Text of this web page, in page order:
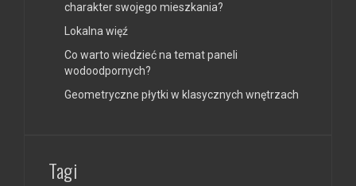
charakter swojego mieszkania?
Lokalna więź
Co warto wiedzieć na temat paneli
wodoodpornych?
Geometryczne płytki w klasycznych wnętrzach
Tagi